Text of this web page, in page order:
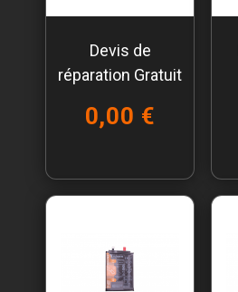
Devis de
réparation Gratuit
0,00 €